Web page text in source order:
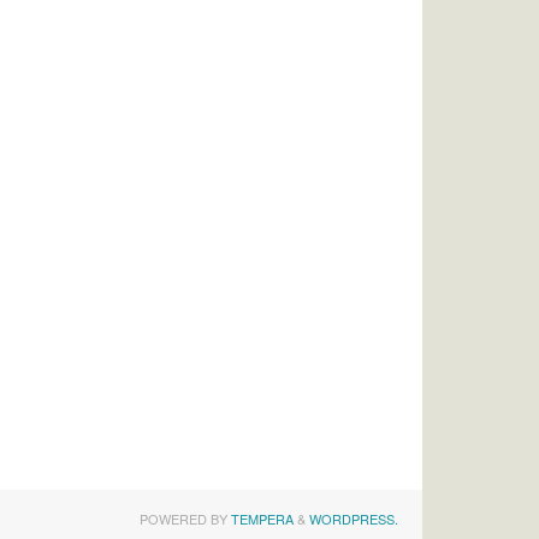
POWERED BYTEMPERA& WORDPRESS.